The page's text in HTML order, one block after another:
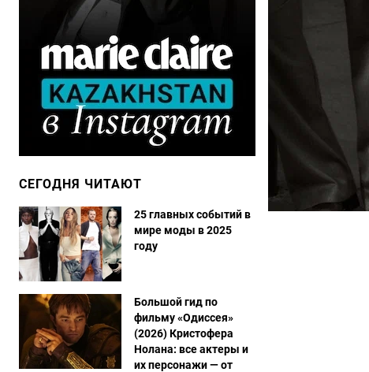
СЕГОДНЯ ЧИТАЮТ
25 главных событий в
мире моды в 2025
году
Большой гид по
фильму «Одиссея»
(2026) Кристофера
Нолана: все актеры и
их персонажи — от